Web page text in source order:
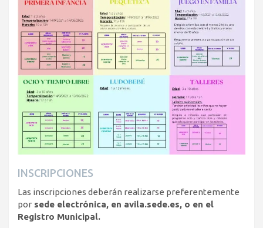
INSCRIPCIONES
Las inscripciones deberán realizarse preferentemente
por sede electrónica, en avila.sede.es, o en el
Registro Municipal.